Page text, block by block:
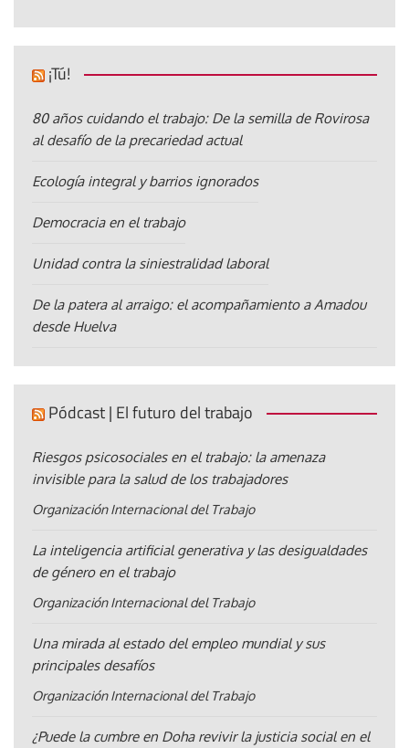
¡Tú!
80 años cuidando el trabajo: De la semilla de Rovirosa
al desafío de la precariedad actual
Ecología integral y barrios ignorados
Democracia en el trabajo
Unidad contra la siniestralidad laboral
De la patera al arraigo: el acompañamiento a Amadou
desde Huelva
Pódcast | El futuro del trabajo
Riesgos psicosociales en el trabajo: la amenaza
invisible para la salud de los trabajadores
Organización Internacional del Trabajo
La inteligencia artificial generativa y las desigualdades
de género en el trabajo
Organización Internacional del Trabajo
Una mirada al estado del empleo mundial y sus
principales desafíos
Organización Internacional del Trabajo
¿Puede la cumbre en Doha revivir la justicia social en el